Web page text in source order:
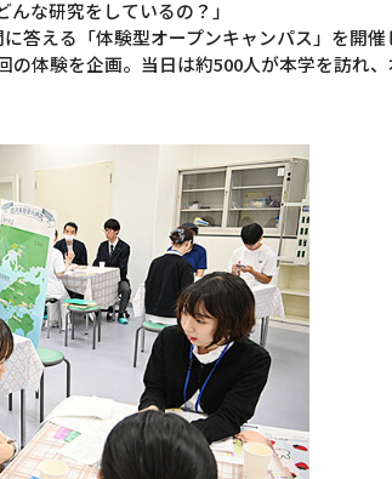
んな研究をしているの？」
答える「体験型オープンキャンパス」を開催
の体験を企画。当日は約500人が本学を訪れ